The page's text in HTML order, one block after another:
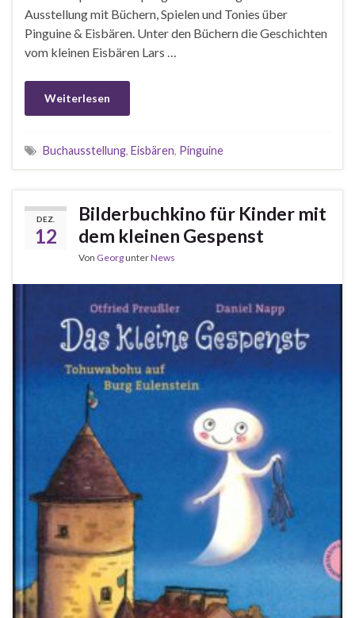
Ausstellung mit Büchern, Spielen und Tonies über
Pinguine & Eisbären. Unter den Büchern die Geschichten
vom kleinen Eisbären Lars …
Weiterlesen
Buchausstellung, Eisbären, Pinguine
DEZ.
12
Bilderbuchkino für Kinder mit
dem kleinen Gespenst
Von GeorgunterNews